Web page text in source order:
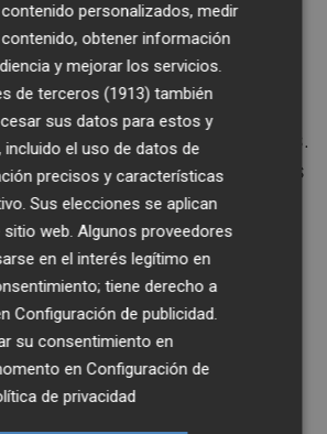
los participantes podrán
restos fósiles marinos,
moluscos, restos de
calcificados,
y otros invertebrados.
el papel de las ramblas
fundamentales para
de lluvias intensas.
la huerta de Alquerías'
25 de abril. De baja
distancia de 6 km, se
ermitas históricas
agrícola y religiosa de la
personalizados, medir
obtener información
y mejorar los servicios.
de terceros (1913) también
sus datos para estos y
el uso de datos de
precisos y características
Sus elecciones se aplican
web. Algunos proveedores
en el interés legítimo en
tiene derecho a
Configuración de publicidad.
su consentimiento en
enConfiguración de
de privacidad